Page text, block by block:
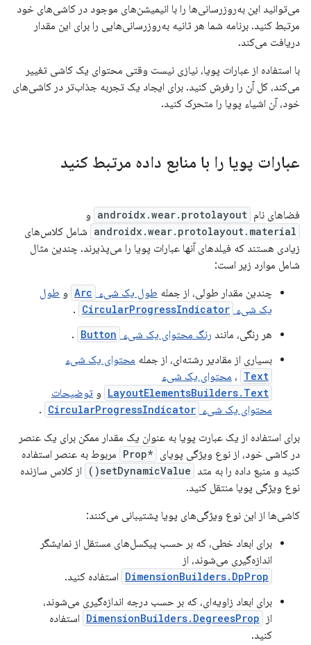
می‌توانید این به‌روزرسانی‌ها را با انیمیشن‌های موجود در کاشی‌های خود
مرتبط کنید. برنامه شما هر ثانیه به‌روزرسانی‌هایی را برای این مقدار
دریافت می‌کند.
با استفاده از عبارات پویا، نیازی نیست وقتی محتوای یک کاشی تغییر
می‌کند، کل آن را رفرش کنید. برای ایجاد یک تجربه جذاب‌تر در کاشی‌های
خود، آن اشیاء پویا را متحرک کنید.
عبارات پویا را با منابع داده مرتبط کنید
فضاهای نام androidx.wear.protolayout و
androidx.wear.protolayout.material شامل کلاس‌های
زیادی هستند که فیلدهای آنها عبارات پویا را می‌پذیرند. چندین مثال
شامل موارد زیر است:
چندین مقدار طولی، از جمله طول یک شیء Arc و طول
یک شیء CircularProgressIndicator
.
هر رنگی، مانند رنگ محتوای یک شیء Button
.
بسیاری از مقادیر رشته‌ای، از جمله محتوای یک شیء
Text ، محتوای یک شیء
LayoutElementsBuilders.Text و توضیحات
محتوای یک شیء CircularProgressIndicator
.
برای استفاده از یک عبارت پویا به عنوان یک مقدار ممکن برای یک عنصر
در کاشی خود، از نوع ویژگی پویای *Prop
مربوط به عنصر استفاده
کنید و منبع داده را به متد setDynamicValue()
از کلاس سازنده
نوع ویژگی پویا منتقل کنید.
کاشی‌ها از این نوع ویژگی‌های پویا پشتیبانی می‌کنند:
برای ابعاد خطی، که بر حسب پیکسل‌های مستقل از نمایشگر
اندازه‌گیری می‌شوند، از
DimensionBuilders.DpProp استفاده کنید.
برای ابعاد زاویه‌ای، که بر حسب درجه اندازه‌گیری می‌شوند،
از
DimensionBuilders.DegreesProp استفاده
کنید.